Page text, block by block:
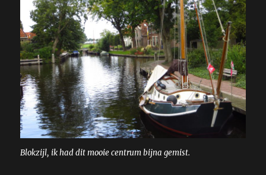
Blokzijl, ik had dit mooie centrum bijna gemist.